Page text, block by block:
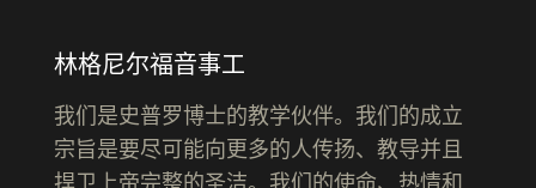
林格尼尔福音事工
我们是史普罗博士的教学伙伴。我们的成立
宗旨是要尽可能向更多的人传扬、教导并且
捍卫上帝完整的圣洁。我们的使命、热情和